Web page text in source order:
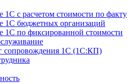
1С с расчетом стоимости по факту
1С бюджетных организаций
1С по фиксированной стоимости
сопровождения 1С (1С:КП)